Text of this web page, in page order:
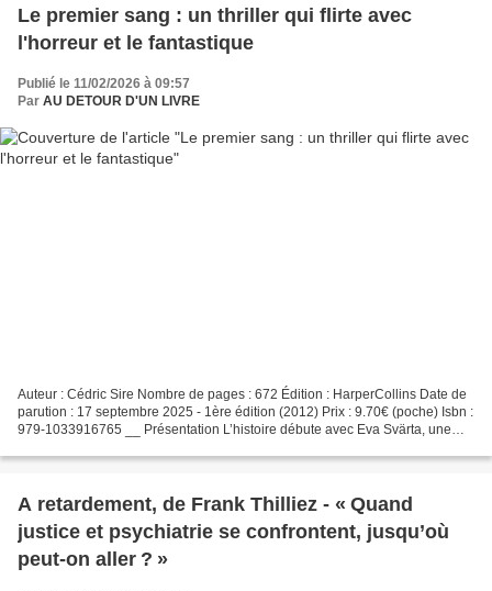
Le premier sang : un thriller qui flirte avec
l'horreur et le fantastique
Publié le 11/02/2026 à 09:57
Par AU DETOUR D'UN LIVRE
Auteur : Cédric Sire Nombre de pages : 672 Édition : HarperCollins Date de
parution : 17 septembre 2025 - 1ère édition (2012) Prix : 9.70€ (poche) Isbn :
979-1033916765 __ Présentation L’histoire débute avec Eva Svärta, une
A retardement, de Frank Thilliez - « Quand
justice et psychiatrie se confrontent, jusqu’où
peut-on aller ? »